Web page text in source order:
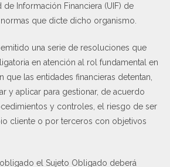
de Información Financiera (UIF) de
que dicte dicho organismo.
una serie de resoluciones que
en atención al rol fundamental en
que las entidades financieras detentan,
y aplicar para gestionar, de acuerdo
y controles, el riesgo de ser
cliente o por terceros con objetivos
el Sujeto Obligado deberá